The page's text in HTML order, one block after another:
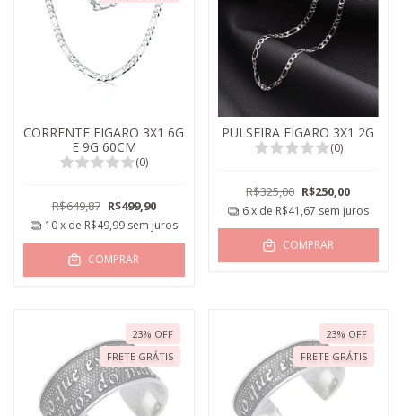
CORRENTE FIGARO 3X1 6G
E 9G 60CM
(0)
R$649,87 R$499,90
10x de R$49,99 sem juros
COMPRAR
PULSEIRA FIGARO 3X1 2G
(0)
R$325,00 R$250,00
6x de R$41,67 sem juros
COMPRAR
23% OFF
FRETE GRÁTIS
23% OFF
FRETE GRÁTIS